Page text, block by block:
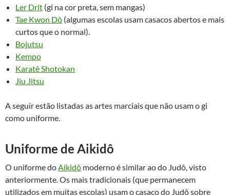
Ler Drit (gi na cor preta, sem mangas)
Tae Kwon Dô (algumas escolas usam casacos abertos e mais
curtos que o normal).
Bojutsu
Kempo
Karatê Shotokan
Jiu Jitsu
A seguir estão listadas as artes marciais que não usam o gi
como uniforme.
Uniforme de Aikidô
O uniforme do Aikidô moderno é similar ao do Judô, visto
anteriormente. Os mais tradicionais (que permanecem
utilizados em muitas escolas) usam o casaco do Judô sobre